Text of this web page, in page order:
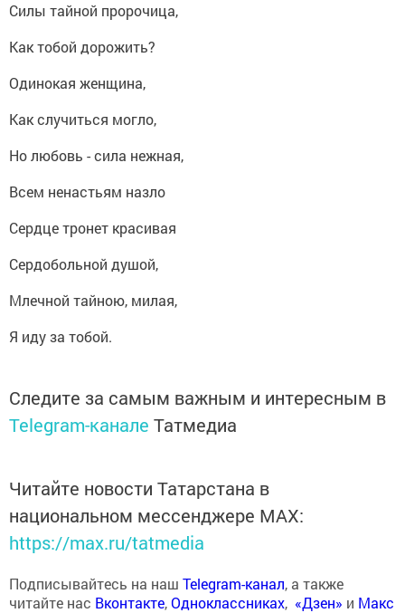
Силы тайной пророчица,
Как тобой дорожить?
Одинокая женщина,
Как случиться могло,
Но любовь - сила нежная,
Всем ненастьям назло
Сердце тронет красивая
Сердобольной душой,
Млечной тайною, милая,
Я иду за тобой.
Следите за самым важным и интересным в
Telegram-канале Татмедиа
Читайте новости Татарстана в
национальном мессенджере MАХ:
https://max.ru/tatmedia
Подписывайтесь на наш Telegram-канал, а также
читайте нас Вконтакте,Одноклассниках, «Дзен» и Макс